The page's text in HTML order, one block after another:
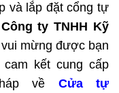
và lắp đặt cổng tự
Công ty TNHH Kỹ
mừng được bạn
kết cung cấp
về Cửa tự